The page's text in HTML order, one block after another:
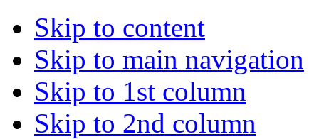
Skip to content
Skip to main navigation
Skip to 1st column
Skip to 2nd column